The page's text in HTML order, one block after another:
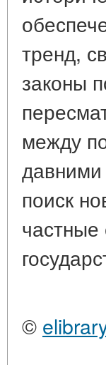
тренд,
законы
между
давними
поиск
©